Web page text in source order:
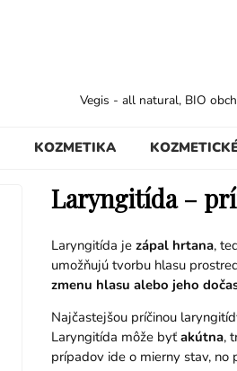
KOZMETIKA
Vegis - all natural, BIO
Laryngitída –
Laryngitída je zápal hrtana,
umožňujú tvorbu hlasu
zmenu hlasu alebo jeho
Najčastejšou príčinou
Laryngitída môže byťakútna,
prípadov ide o mierny stav,